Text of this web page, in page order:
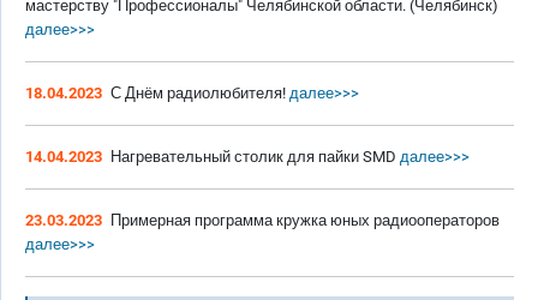
мастерству "Профессионалы" Челябинской области. (Челябинск)
далее>>>
18.04.2023 С Днём радиолюбителя! далее>>>
14.04.2023 Нагревательный столик для пайки SMD далее>>>
23.03.2023 Примерная программа кружка юных радиооператоров
далее>>>